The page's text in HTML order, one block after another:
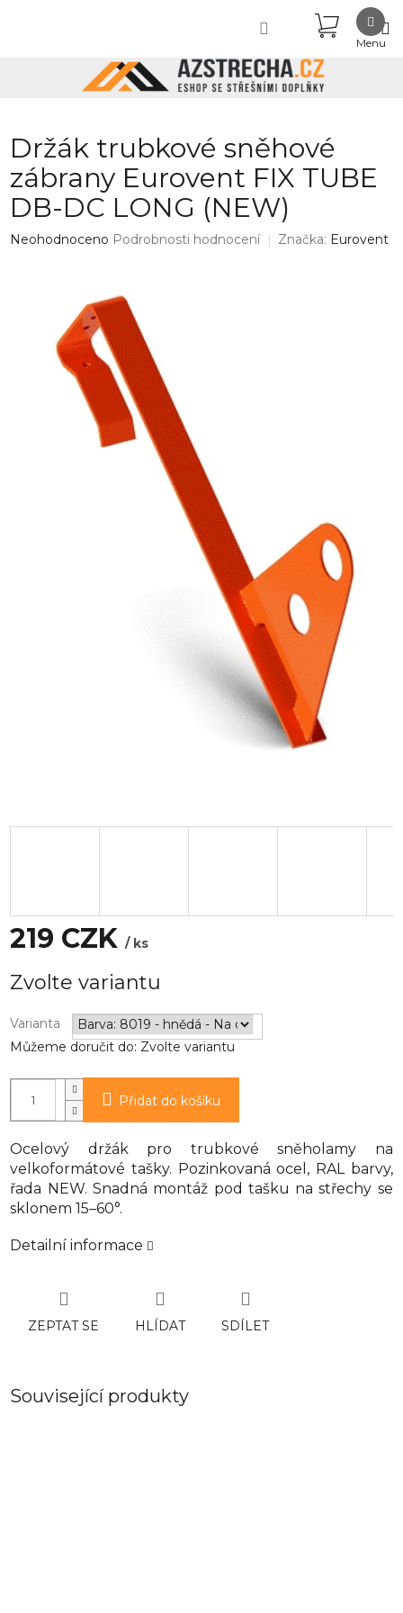
KOŠÍK
Držák trubkové sněhové
zábrany Eurovent FIX TUBE
DB-DC LONG (NEW)
Průměrné
hvězdiček.
Neohodnoceno Podrobnosti hodnocení Značka: Eurovent
219 CZK/ ks
cena:
Zvolte variantu
Varianta
Můžeme doručit do: Zvolte variantu
Přidat do košíku
Ocelový držák pro trubkové sněholamy na
velkoformátové tašky. Pozinkovaná ocel, RAL barvy,
řada NEW. Snadná montáž pod tašku na střechy se
sklonem 15–60°.
Detailní informace
ZEPTAT SE HLÍDAT SDÍLET
Související produkty